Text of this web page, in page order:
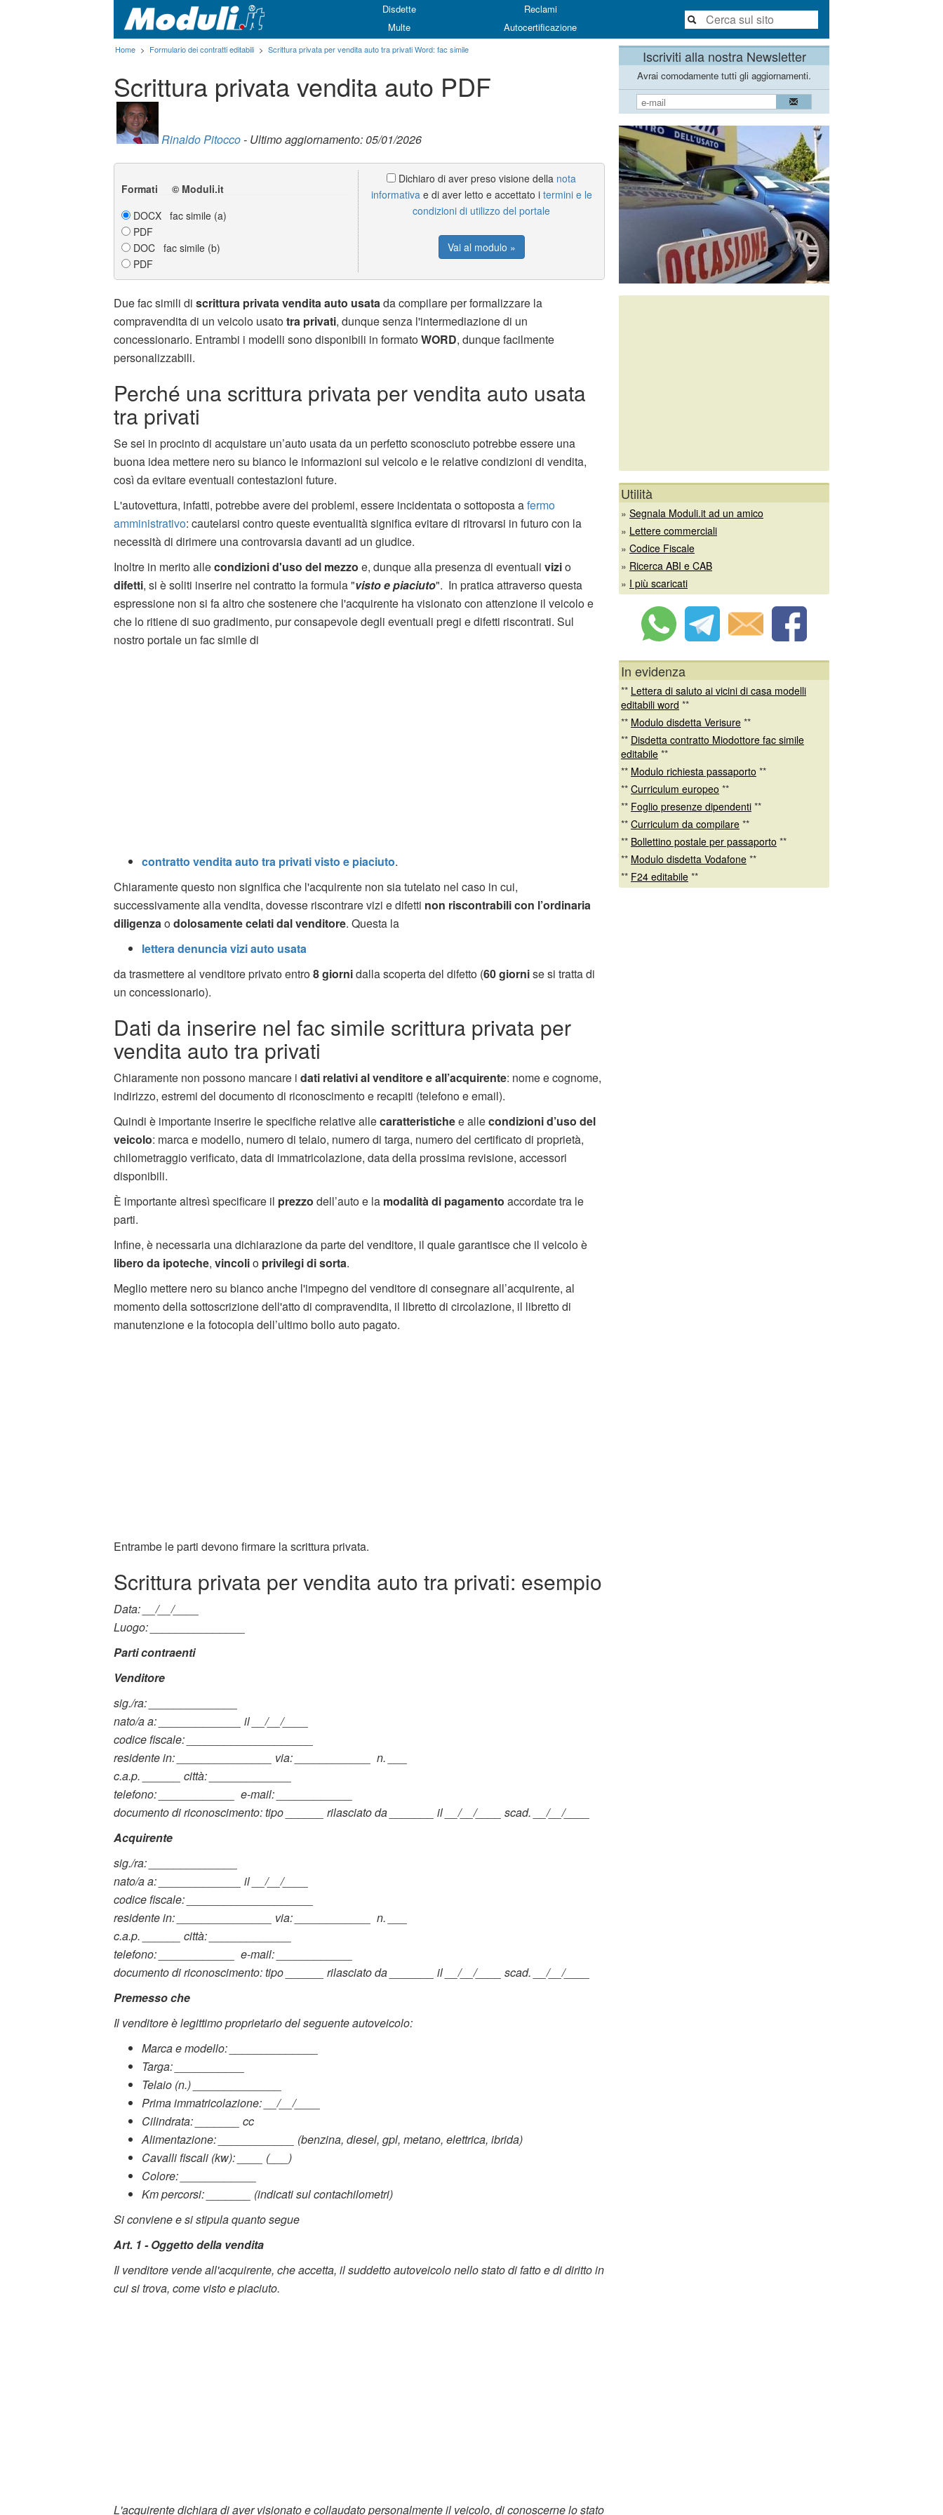
Disdette
Reclami
Multe
Autocertificazione
Home > Formulario dei contratti editabili > Scrittura privata per vendita auto tra privati Word: fac simile
Scrittura privata vendita auto PDF
Rinaldo Pitocco- Ultimo aggiornamento: 05/01/2026
Formati © Moduli.it
DOCX fac simile (a)
PDF
DOC fac simile (b)
PDF
Dichiaro di aver preso visione della nota
informativa e di aver letto e accettato i termini e le
condizioni di utilizzo del portale
Vai al modulo »
Due fac simili di scrittura privata vendita auto usata da compilare per formalizzare la
compravendita di un veicolo usatotra privati, dunque senza l'intermediazione di un
concessionario. Entrambi i modelli sono disponibili in formatoWORD, dunque facilmente
personalizzabili.
Perché una scrittura privata per vendita auto usata
tra privati
Se sei in procinto di acquistare un’auto usata da un perfetto sconosciuto potrebbe essere una
buona idea mettere nero su bianco le informazioni sul veicolo e le relative condizioni di vendita,
così da evitare eventuali contestazioni future.
L'autovettura, infatti, potrebbe avere dei problemi, essere incidentata o sottoposta afermo
amministrativo: cautelarsi contro queste eventualità significa evitare di ritrovarsi in futuro con la
necessità di dirimere una controvarsia davanti ad un giudice.
Inoltre in merito allecondizioni d'uso del mezzo e, dunque alla presenza di eventuali vizio
difetti, si è soliti inserire nel contratto la formula "visto e piaciuto". In pratica attraverso questa
espressione non si fa altro che sostenere che l'acquirente ha visionato con attenzione il veicolo e
che lo ritiene di suo gradimento, pur consapevole degli eventuali pregi e difetti riscontrati. Sul
nostro portale un fac simile di
contratto vendita auto tra privati visto e piaciuto.
Chiaramente questo non significa che l'acquirente non sia tutelato nel caso in cui,
successivamente alla vendita, dovesse riscontrare vizi e difetti non riscontrabili con l’ordinaria
diligenza odolosamente celati dal venditore. Questa la
lettera denuncia vizi auto usata
da trasmettere al venditore privato entro8 giornidalla scoperta del difetto (60 giornise si tratta di
un concessionario).
Dati da inserire nel fac simile scrittura privata per
vendita auto tra privati
Chiaramente non possono mancare i dati relativi al venditore e all’acquirente: nome e cognome,
indirizzo, estremi del documento di riconoscimento e recapiti (telefono e email).
Quindi è importante inserire le specifiche relative allecaratteristichee allecondizioni d’uso del
veicolo: marca e modello, numero di telaio, numero di targa, numero del certificato di proprietà,
chilometraggio verificato, data di immatricolazione, data della prossima revisione, accessori
disponibili.
È importante altresì specificare il prezzo dell’auto e la modalità di pagamento accordate tra le
parti.
Infine, è necessaria una dichiarazione da parte del venditore, il quale garantisce che il veicolo è
libero da ipoteche, vincolio privilegi di sorta.
Meglio mettere nero su bianco anche l'impegno del venditore di consegnare all’acquirente, al
momento della sottoscrizione dell'atto di compravendita, il libretto di circolazione, il libretto di
manutenzione e la fotocopia dell’ultimo bollo auto pagato.
Entrambe le parti devono firmare la scrittura privata.
Scrittura privata per vendita auto tra privati: esempio
Data: __/__/____
Luogo: _______________
Parti contraenti
Venditore
sig./ra: ______________
nato/a a: _____________ il __/__/____
codice fiscale: ____________________
residente in: _______________ via: ____________ n. ___
c.a.p. ______ città: _____________
telefono: ____________ e-mail: ____________
documento di riconoscimento: tipo ______ rilasciato da _______ il __/__/____ scad. __/__/____
Acquirente
sig./ra: ______________
nato/a a: _____________ il __/__/____
codice fiscale: ____________________
residente in: _______________ via: ____________ n. ___
c.a.p. ______ città: _____________
telefono: ____________ e-mail: ____________
documento di riconoscimento: tipo ______ rilasciato da _______ il __/__/____ scad. __/__/____
Premesso che
Il venditore è legittimo proprietario del seguente autoveicolo:
Marca e modello: ______________
Targa: ___________
Telaio (n.) ______________
Prima immatricolazione: __/__/____
Cilindrata: _______ cc
Alimentazione: ____________ (benzina, diesel, gpl, metano, elettrica, ibrida)
Cavalli fiscali (kw): ____ (___)
Colore: ____________
Km percorsi: _______ (indicati sul contachilometri)
Si conviene e si stipula quanto segue
Art. 1 - Oggetto della vendita
Il venditore vende all'acquirente, che accetta, il suddetto autoveicolo nello stato di fatto e di diritto in
cui si trova, come visto e piaciuto.
L'acquirente dichiara di aver visionato e collaudato personalmente il veicolo, di conoscerne lo stato
Iscriviti alla nostra Newsletter
Avrai comodamente tutti gli aggiornamenti.
Utilità
» Segnala Moduli.it ad un amico
» Lettere commerciali
» Codice Fiscale
» Ricerca ABI e CAB
» I più scaricati
In evidenza
** Lettera di saluto ai vicini di casa modelli
editabili word **
** Modulo disdetta Verisure **
** Disdetta contratto Miodottore fac simile
editabile **
** Modulo richiesta passaporto **
** Curriculum europeo **
** Foglio presenze dipendenti **
** Curriculum da compilare **
** Bollettino postale per passaporto **
** Modulo disdetta Vodafone **
** F24 editabile **